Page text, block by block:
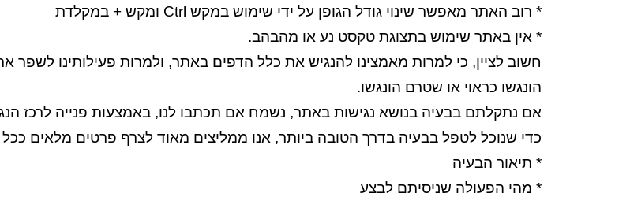
* רוב האתר מאפשר שינוי גודל הגופן על ידי שימוש במקש Ctrl ומקש + במקלדת
* אין באתר שימוש בתצוגת טקסט נע או מהבהב.
חשוב לציין, כי למרות מאמצינו להנגיש את כלל הדפים באתר, ולמרות פעילותינו לשפר
הונגשו כראוי או שטרם הונגשו.
אם נתקלתם בבעיה בנושא נגישות באתר, נשמח אם תכתבו לנו, באמצעות פנייה לרכז
כדי שנוכל לטפל בבעיה בדרך הטובה ביותר, אנו ממליצים מאוד לצרף פרטים מלאים ככל
* תיאור הבעיה
* מהי הפעולה שניסיתם לבצע